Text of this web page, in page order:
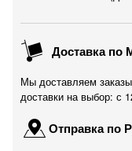
Доставка по
Мы доставляем
доставки на выбор: с
Отправка по